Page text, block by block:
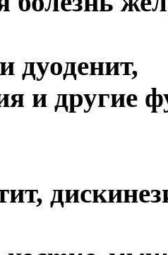
дуоденит,
и другие